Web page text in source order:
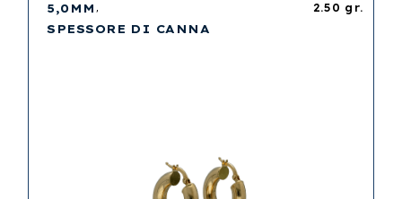
2.50 gr.
5,0MM
SPESSORE DI CANNA